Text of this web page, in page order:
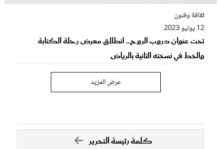
ثقافة وفنون
12 يونيو 2023
تحت عنوان دروب الروح.. انطلاق معرض رحلة الكتابة
والخط في نسخته الثانية بالرياض
عرض المزيد
كلمة رئيسة التحرير